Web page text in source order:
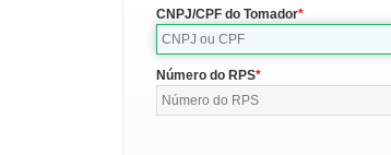
CNPJ/CPF do Tomador
Número do RPS